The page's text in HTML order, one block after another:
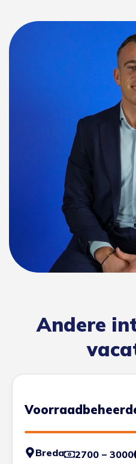
Andere
Breda 2700 – 3000